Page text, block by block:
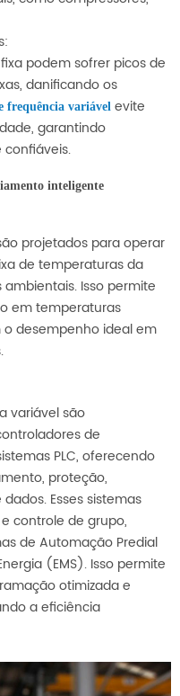
podem sofrer picos de
danificando os
frequência variável evite
garantindo
confiáveis.
inteligente
projetados para operar
de temperaturas da
Isso permite
em temperaturas
desempenho ideal em
variável são
de
PLC, oferecendo
proteção,
Esses sistemas
controle de grupo,
de Automação Predial
(EMS). Isso permite
otimizada e
a eficiência